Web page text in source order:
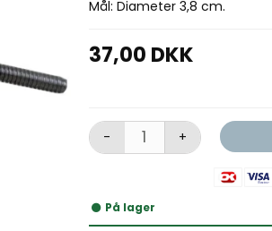
Mål: Diameter 3,8 cm.
37,00 DKK
- +
På lager